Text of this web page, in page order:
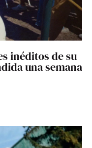
inéditos de su
una semana